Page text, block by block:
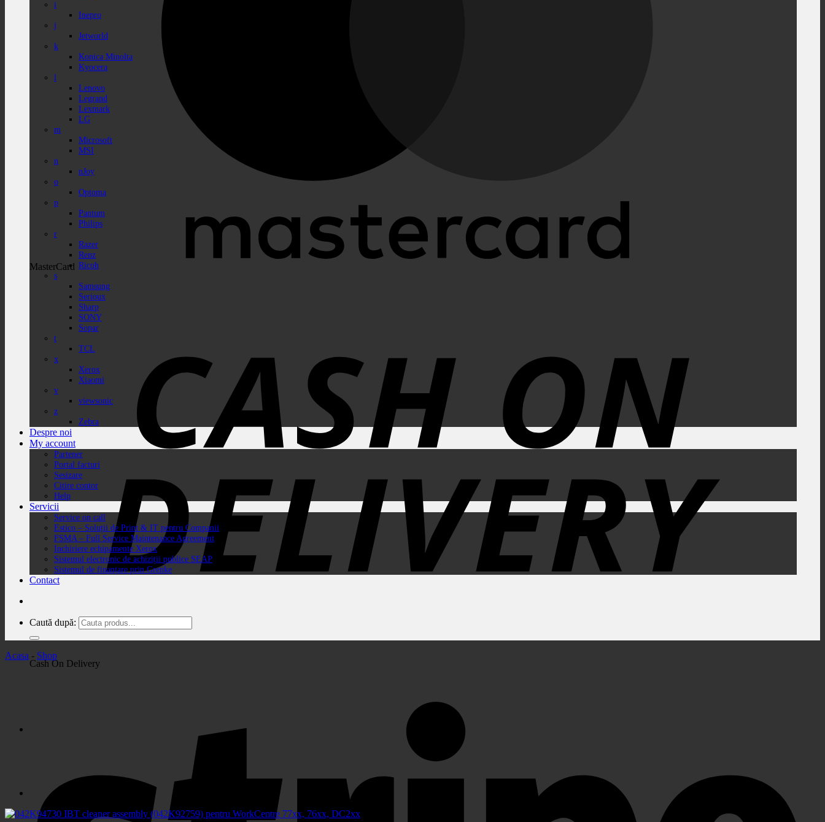
MasterCard
Cash On Delivery
i
Inepro
j
Jetworld
k
Konica Minolta
Kyocera
l
Lenovo
Legrand
Lexmark
LG
m
Microsoft
MSI
n
nJoy
o
Optoma
p
Pantum
Philips
r
Razer
Renz
Ricoh
s
Samsung
Serioux
Sharp
SONY
Sopar
t
TCL
x
Xerox
Xiaomi
v
viewsonic
z
Zebra
Despre noi
My account
Partener
Portal facturi
Sesizare
Citire contor
Help
Servicii
Service on call
Estico – Soluții de Print & IT pentru Companii
FSMA – Full Service Maintenance Agreement
Inchiriere echipamente Xerox
Sistemul electronic de achiziții publice SEAP
Sistemul de finanțare prin Grenke
Contact
Caută după:
Acasa - Shop